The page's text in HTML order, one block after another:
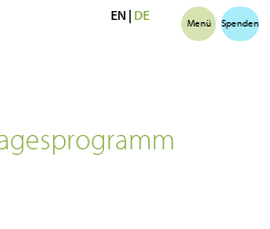
EN|DE Menü Spenden